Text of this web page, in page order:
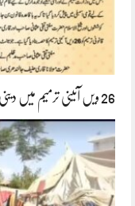
26 ویں آئینی ترمیم میں دینی مدارس کی رجسٹریشن کا قانون